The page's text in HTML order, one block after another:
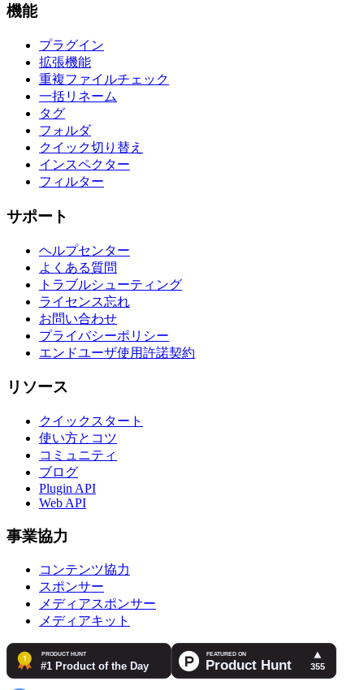
機能
プラグイン
拡張機能
重複ファイルチェック
一括リネーム
タグ
フォルダ
クイック切り替え
インスペクター
フィルター
サポート
ヘルプセンター
よくある質問
トラブルシューティング
ライセンス忘れ
お問い合わせ
プライバシーポリシー
エンドユーザ使用許諾契約
リソース
クイックスタート
使い方とコツ
コミュニティ
ブログ
Plugin API
Web API
事業協力
コンテンツ協力
スポンサー
メディアスポンサー
メディアキット